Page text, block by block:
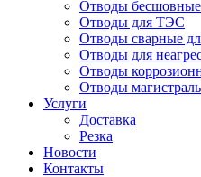
Отводы бесшовные
Отводы для ТЭС
Отводы сварные
Отводы для
Отводы
Отводы
Услуги
Доставка
Резка
Новости
Контакты